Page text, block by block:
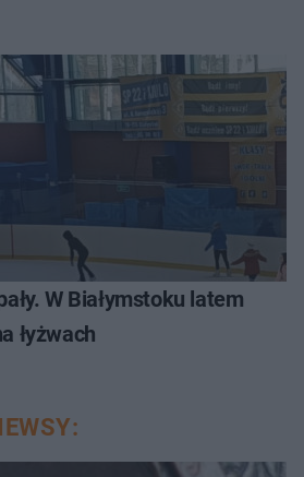
W Białymstoku latem
łyżwach